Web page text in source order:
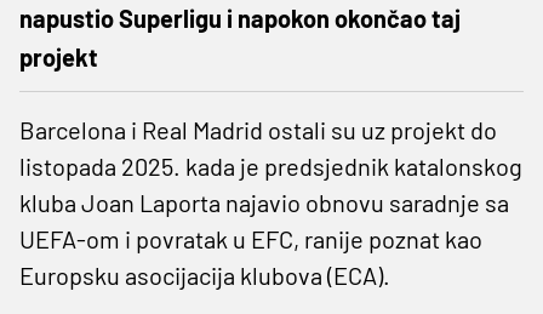
napustio Superligu i napokon okončao taj
projekt
Barcelona i Real Madrid ostali su uz projekt do
listopada 2025. kada je predsjednik katalonskog
kluba Joan Laporta najavio obnovu saradnje sa
UEFA-om i povratak u EFC, ranije poznat kao
Europsku asocijacija klubova (ECA).